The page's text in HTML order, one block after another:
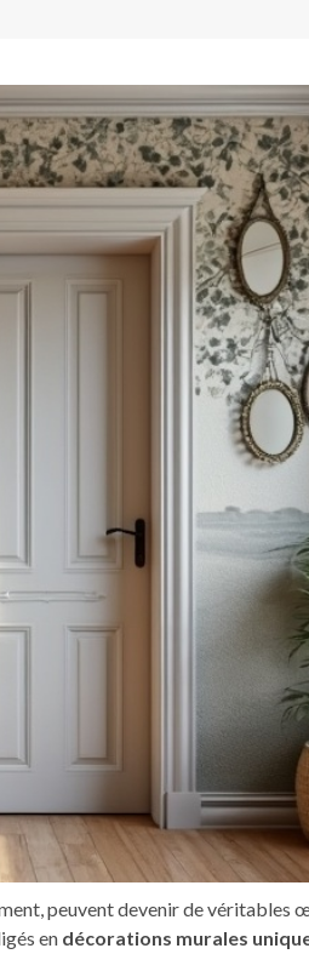
peuvent devenir de véritables
en décorations murales